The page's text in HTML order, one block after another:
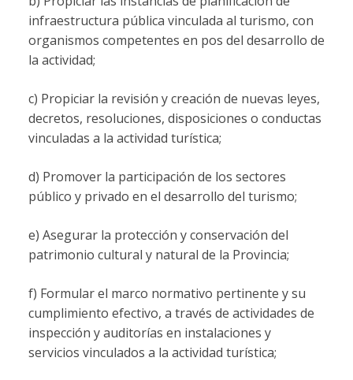
infraestructura pública vinculada al turismo, con
organismos competentes en pos del desarrollo de
la actividad;
c) Propiciar la revisión y creación de nuevas leyes,
decretos, resoluciones, disposiciones o conductas
vinculadas a la actividad turística;
d) Promover la participación de los sectores
público y privado en el desarrollo del turismo;
e) Asegurar la protección y conservación del
patrimonio cultural y natural de la Provincia;
f) Formular el marco normativo pertinente y su
cumplimiento efectivo, a través de actividades de
inspección y auditorías en instalaciones y
servicios vinculados a la actividad turística;